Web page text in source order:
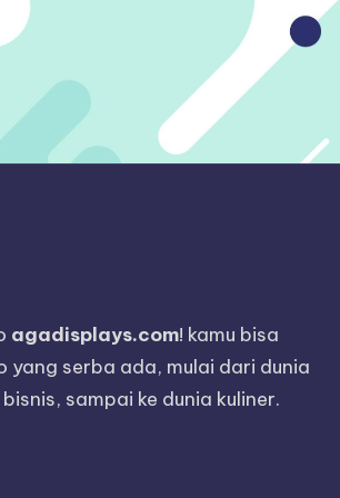
agadisplays.com! kamu bisa
yang serba ada, mulai dari dunia
sampai ke dunia kuliner.